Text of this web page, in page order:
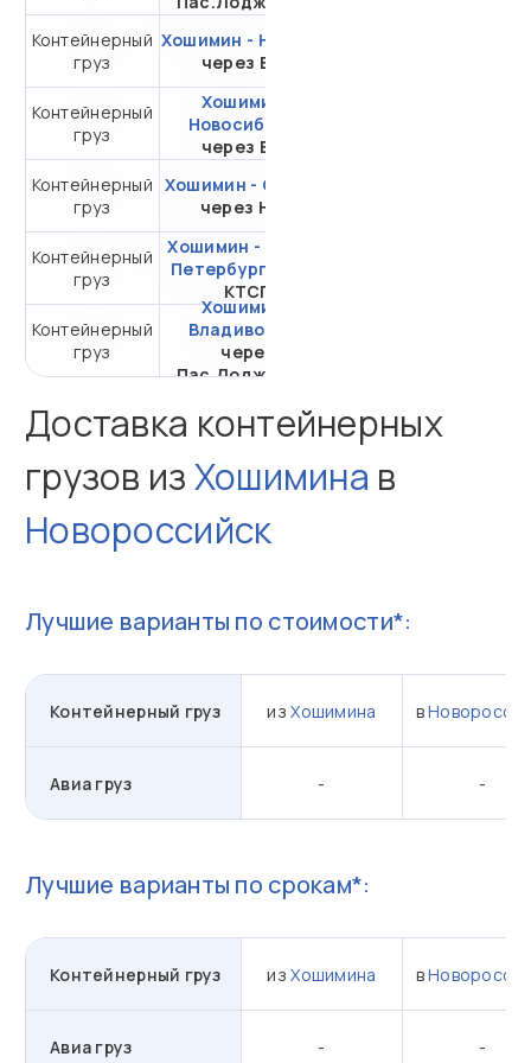
Контейнерный
груз
Хошимин - Находка
через ВСК
Контейнерный
груз
Хошимин -
Новосибирск
через ВСК
Контейнерный
груз
Хошимин - Самара
через НЛЭ
Контейнерный
груз
Хошимин - Санкт-
Петербург
КТСП
Контейнерный
груз
Хошимин -
Владивосток
через
Пас.Лоджистик
Доставка контейнерных
грузов изХошимина в
Новороссийск
Лучшие варианты по стоимости*:
Контейнерный груз изХошимина в
Авиа груз - -
Лучшие варианты по срокам*:
Контейнерный груз изХошимина в
Авиа груз - -